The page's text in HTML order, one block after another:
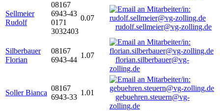
Sellmeier
Rudolf
08167
6943-43
0171
3032403
0.07
rudolf.sellmeier@vg-zolling.de
Silberbauer
Florian
08167
6943-44
1.07
florian.silberbauer@vg-
zolling.de
Soller Bianca
08167
6943-33
1.01
gebuehren.steuern@vg-
zolling.de